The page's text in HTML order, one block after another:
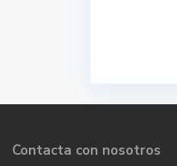
Contacta con nosotros